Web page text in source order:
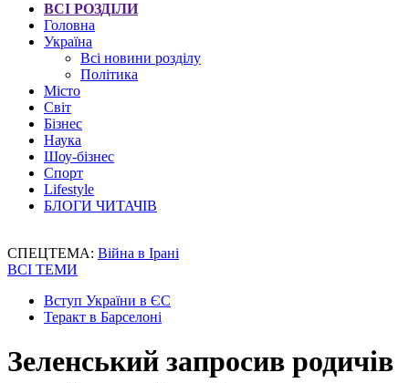
ВСІ РОЗДІЛИ
Головна
Україна
Всі новини розділу
Політика
Місто
Світ
Бізнес
Наука
Шоу-бізнес
Спорт
Lifestyle
БЛОГИ ЧИТАЧІВ
СПЕЦТЕМА: Війна в Ірані
ВСІ ТЕМИ
Вступ України в ЄС
Теракт в Барселоні
Зеленський запросив родичів